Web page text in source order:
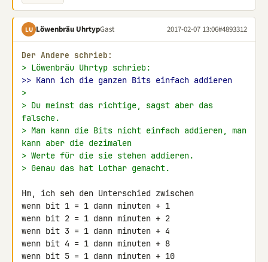
LU Löwenbräu UhrtypGast 2017-02-07 13:06#4893312
Der Andere schrieb:
> Löwenbräu Uhrtyp schrieb:
>> Kann ich die ganzen Bits einfach addieren
>
> Du meinst das richtige, sagst aber das
falsche.
> Man kann die Bits nicht einfach addieren, man
kann aber die dezimalen
> Werte für die sie stehen addieren.
> Genau das hat Lothar gemacht.
Hm, ich seh den Unterschied zwischen
wenn bit 1 = 1 dann minuten + 1
wenn bit 2 = 1 dann minuten + 2
wenn bit 3 = 1 dann minuten + 4
wenn bit 4 = 1 dann minuten + 8
wenn bit 5 = 1 dann minuten + 10